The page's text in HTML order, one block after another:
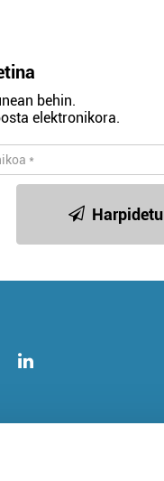
behin.
elektronikora.
Harpidetu